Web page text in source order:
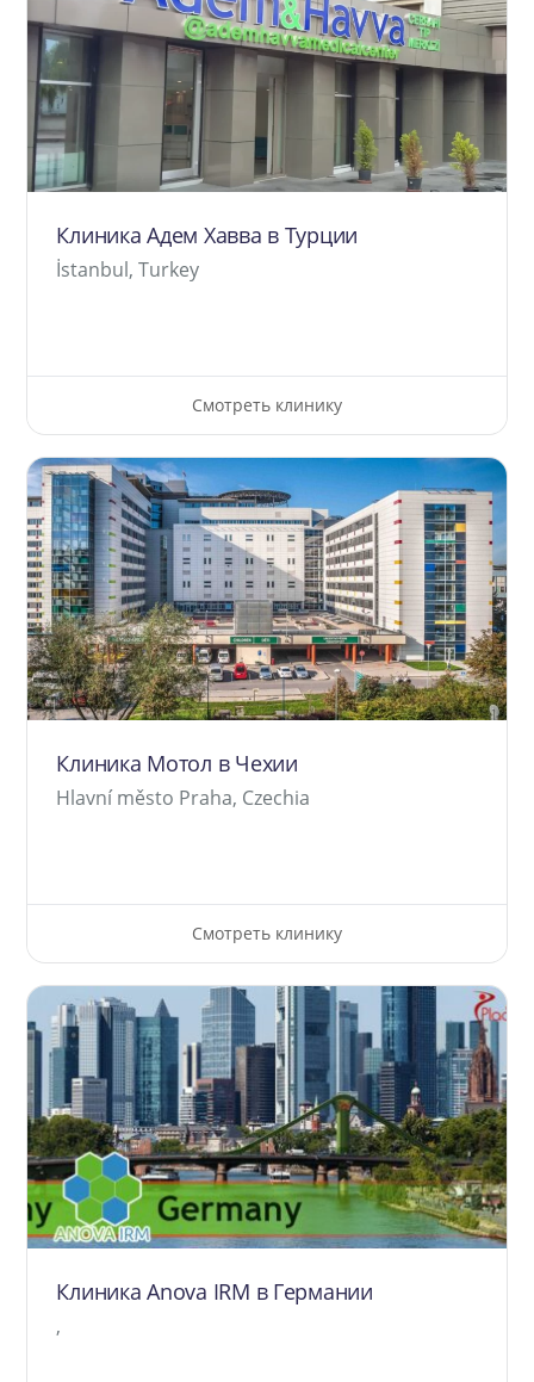
Клиника Адем Хавва в Турции
İstanbul, Turkey
Смотреть клинику
Клиника Мотол в Чехии
Hlavní město Praha, Czechia
Смотреть клинику
Клиника Anova IRM в Германии
,